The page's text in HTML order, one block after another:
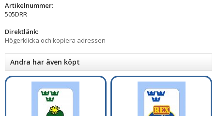
Artikelnummer:
505DRR
Direktlänk:
Högerklicka och kopiera adressen
Andra har även köpt